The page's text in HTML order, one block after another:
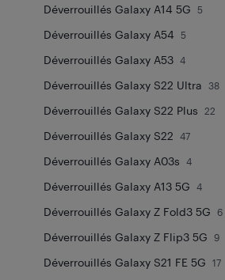
Déverrouillés Galaxy A14 5G 5
Déverrouillés Galaxy A54 5
Déverrouillés Galaxy A53 4
Déverrouillés Galaxy S22 Ultra 38
Déverrouillés Galaxy S22 Plus 22
Déverrouillés Galaxy S22 47
Déverrouillés Galaxy A03s 4
Déverrouillés Galaxy A13 5G 4
Déverrouillés Galaxy Z Fold3 5G 6
Déverrouillés Galaxy Z Flip3 5G 9
Déverrouillés Galaxy S21 FE 5G 17